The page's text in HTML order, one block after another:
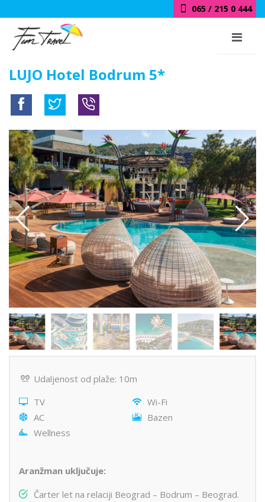
065 / 215 0 444
LUJO Hotel Bodrum 5*
20km od centra
Udaljenost od plaže: 10m
TV
Wi-Fi
AC
Bazen
Wellness
Aranžman uključuje:
Čarter let na relaciji Beograd – Bodrum – Beograd.